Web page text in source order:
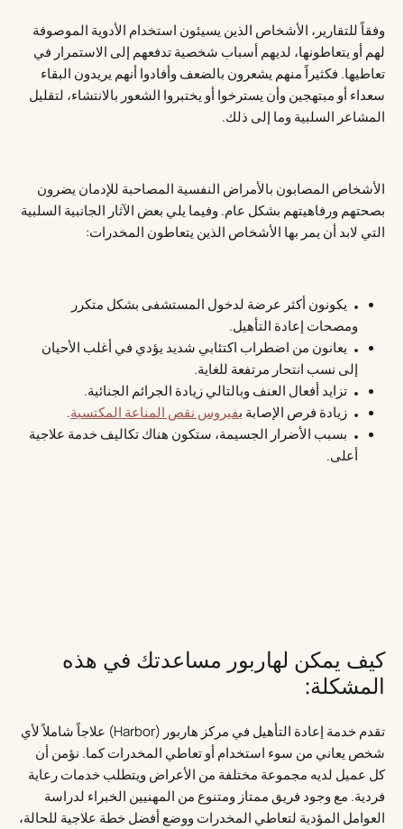
وفقاً للتقارير، الأشخاص الذين يسيئون استخدام الأدوية الموصوفة
لهم أو يتعاطونها، لديهم أسباب شخصية تدفعهم إلى الاستمرار في
تعاطيها. فكثيراً منهم يشعرون بالضعف وأفادوا أنهم يريدون البقاء
سعداء أو مبتهجين وأن يسترخوا أو يختبروا الشعور بالانتشاء، لتقليل
المشاعر السلبية وما إلى ذلك.
الأشخاص المصابون بالأمراض النفسية المصاحبة للإدمان يضرون
بصحتهم ورفاهيتهم بشكل عام. وفيما يلي بعض الآثار الجانبية السلبية
التي لابد أن يمر بها الأشخاص الذين يتعاطون المخدرات:
يكونون أكثر عرضة لدخول المستشفى بشكل متكرر
ومصحات إعادة التأهيل.
يعانون من اضطراب اكتئابي شديد يؤدي في أغلب الأحيان
إلى نسب انتحار مرتفعة للغاية.
تزايد أفعال العنف وبالتالي زيادة الجرائم الجنائية.
زيادة فرص الإصابة بفيروس نقص المناعة المكتسبة.
بسبب الأضرار الجسيمة، ستكون هناك تكاليف خدمة علاجية
أعلى.
كيف يمكن لهاربور مساعدتك في هذه
المشكلة:
تقدم خدمة إعادة التأهيل في مركز هاربور (Harbor) علاجاً شاملاً لأي
شخص يعاني من سوء استخدام أو تعاطي المخدرات كما. نؤمن أن
كل عميل لديه مجموعة مختلفة من الأعراض ويتطلب خدمات رعاية
فردية. مع وجود فريق ممتاز ومتنوع من المهنيين الخبراء لدراسة
العوامل المؤدية لتعاطي المخدرات ووضع أفضل خطة علاجية للحالة،